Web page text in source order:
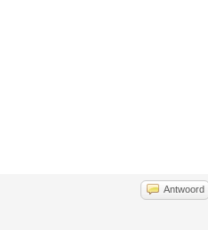
Antwoord